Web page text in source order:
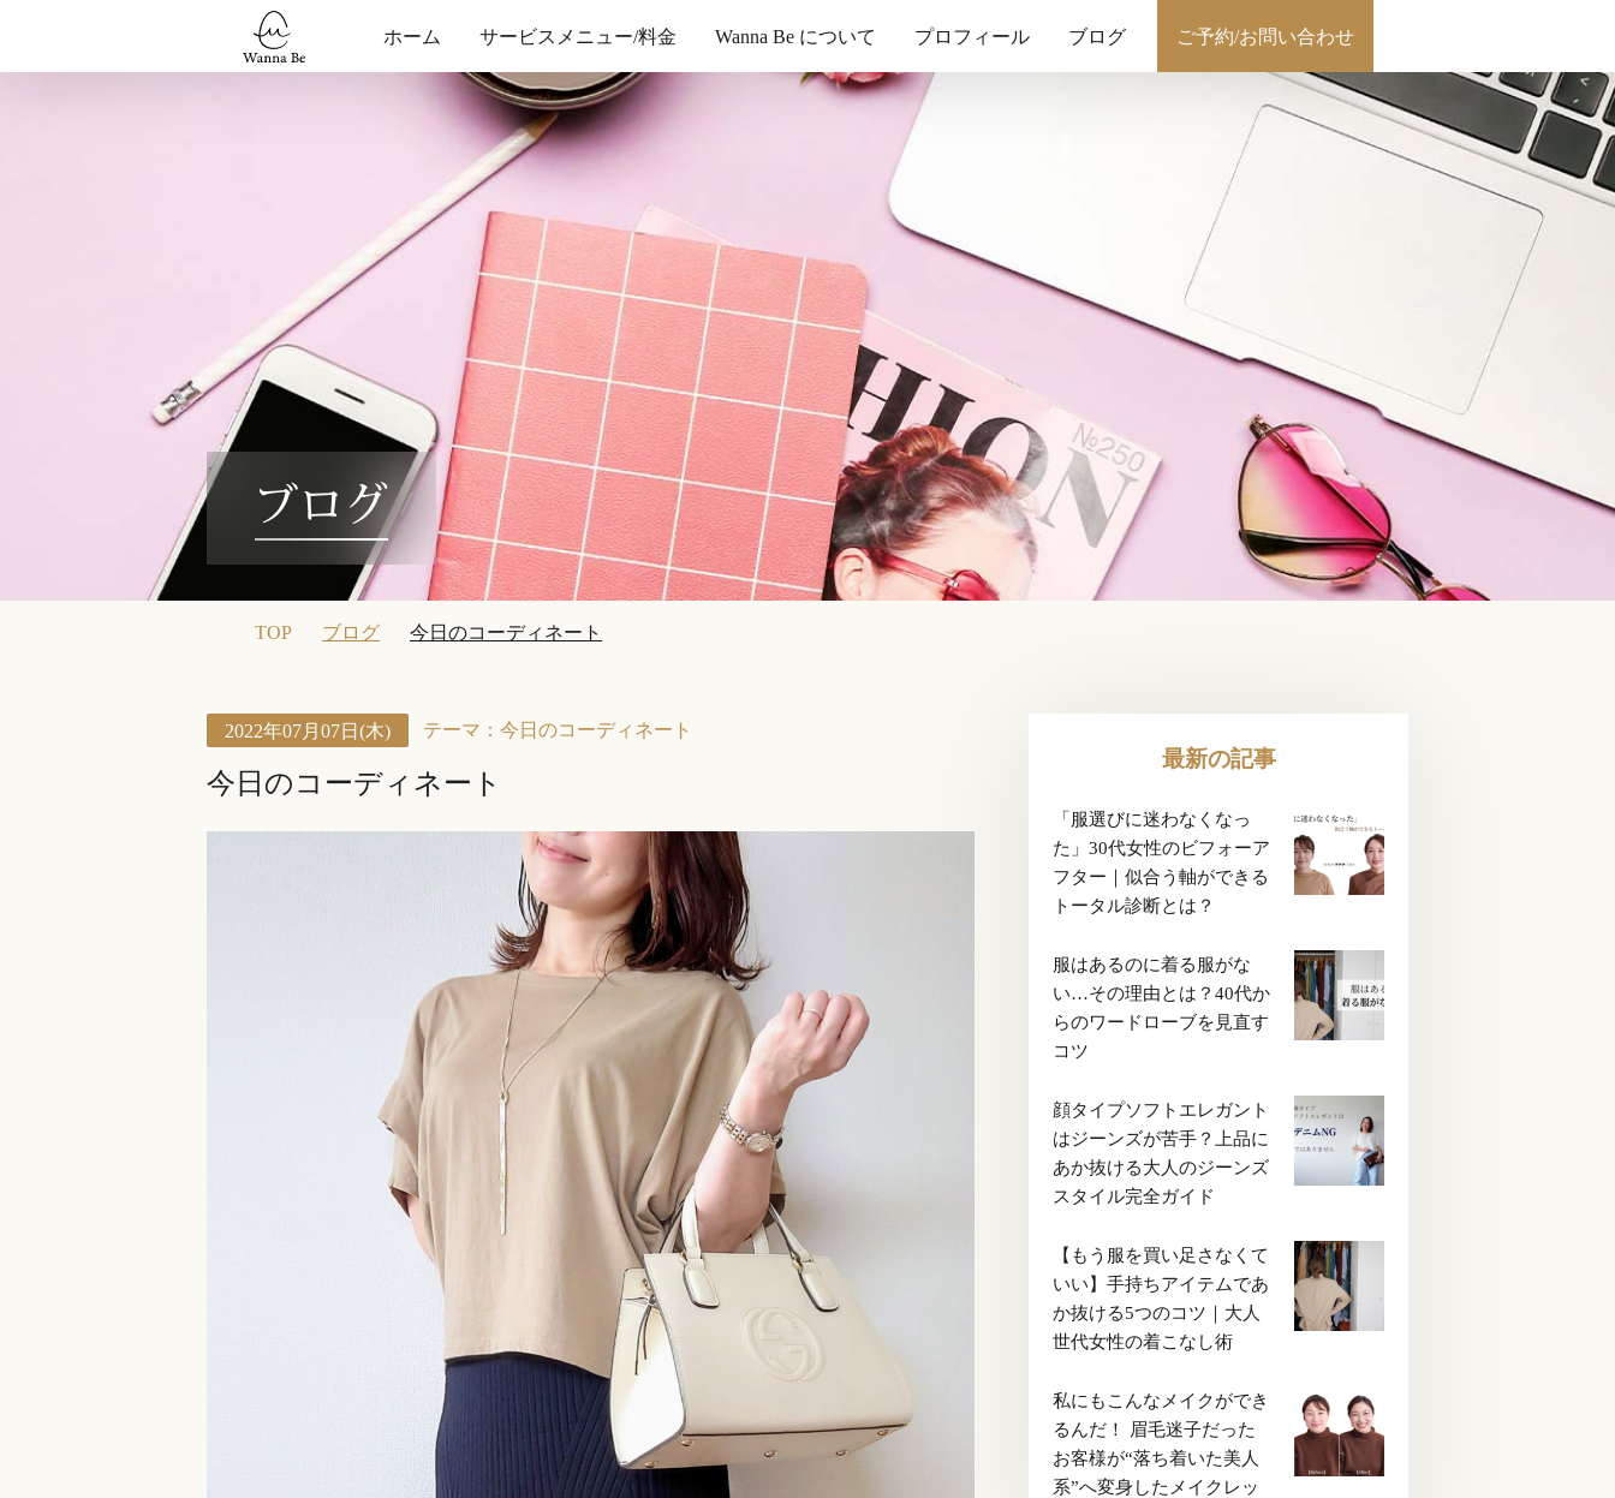
ホーム サービスメニュー/料金 Wanna Be について プロフィール ブログ ご予約/お問い合わせ
ブログ
TOP ブログ 今日のコーディネート
2022年07月07日(木) テーマ： 今日のコーディネート
今日のコーディネート
最新の記事
「服選びに迷わなくなっ
た」30代女性のビフォーア
フター｜似合う軸ができる
トータル診断とは？
服はあるのに着る服がな
い…その理由とは？40代か
らのワードローブを見直す
コツ
顔タイプソフトエレガント
はジーンズが苦手？上品に
あか抜ける大人のジーンズ
スタイル完全ガイド
【もう服を買い足さなくて
いい】手持ちアイテムであ
か抜ける5つのコツ｜大人
世代女性の着こなし術
私にもこんなメイクができ
るんだ！ 眉毛迷子だった
お客様が“落ち着いた美人
系”へ変身したメイクレッ